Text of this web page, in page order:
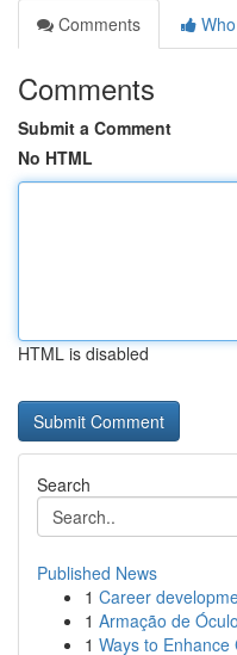
Comments
Comments
Submit a Comment
No HTML
HTML is disabled
Search
Published News
1 Career
1 Armação de
1 Ways to